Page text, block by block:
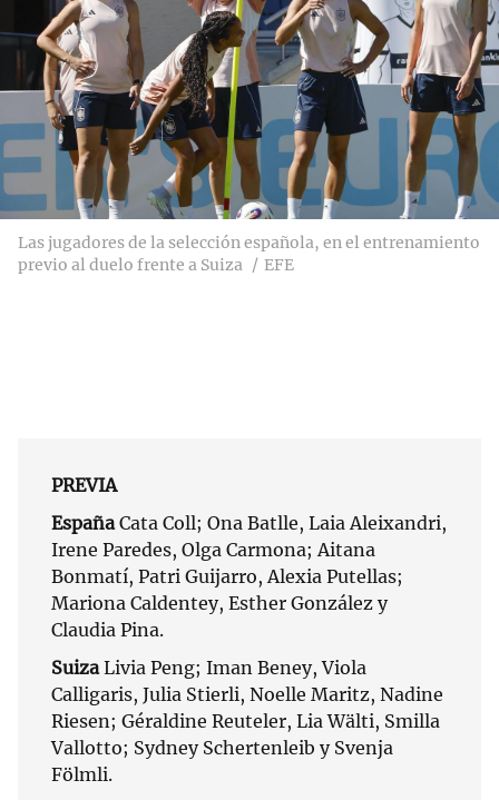
Las jugadores de la selección española, en el entrenamiento
previo al duelo frente a Suiza
EFE
PREVIA
EspañaCata Coll; Ona Batlle, Laia Aleixandri,
Irene Paredes, Olga Carmona; Aitana
Bonmatí, Patri Guijarro, Alexia Putellas;
Mariona Caldentey, Esther González y
Claudia Pina.
SuizaLivia Peng; Iman Beney, Viola
Calligaris, Julia Stierli, Noelle Maritz, Nadine
Riesen; Géraldine Reuteler, Lia Wälti, Smilla
Vallotto; Sydney Schertenleib y Svenja
Fölmli.